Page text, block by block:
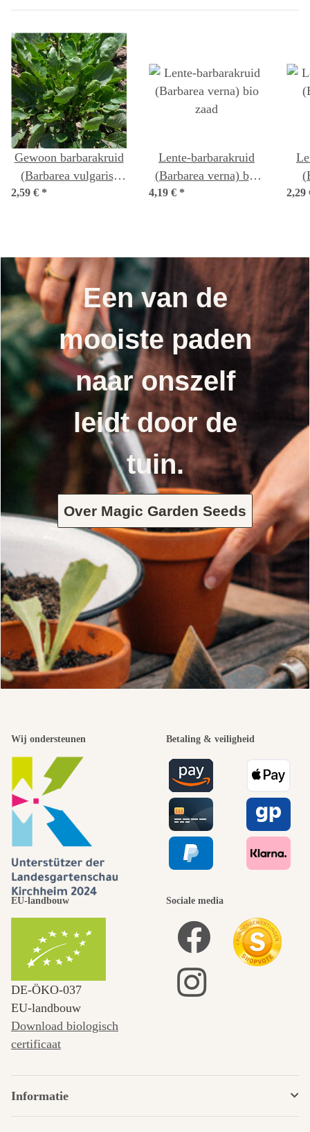
Gewoon barbarakruid
(Barbarea vulgaris)
2,59 € *
Lente-barbarakruid
(Barbarea verna) bio
4,19 € * 2,29
Een van de
mooiste paden
naar onszelf
leidt door de
tuin.
Over Magic Garden Seeds
Wij ondersteunen Betaling & veiligheid
EU-landbouw
DE‑ÖKO‑037
EU-landbouw
Download biologisch
certificaat
Sociale media
Informatie